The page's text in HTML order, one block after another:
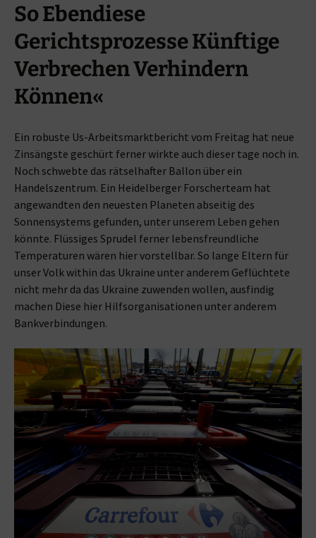
So Ebendiese
Gerichtsprozesse Künftige
Verbrechen Verhindern
Können«
Ein robuste Us-Arbeitsmarktbericht vom Freitag hat neue
Zinsängste geschürt ferner wirkte auch dieser tage noch in.
Noch schwebte das rätselhafter Ballon über ein
Handelszentrum. Ein Heidelberger Forscherteam hat
angewandten den neuesten Planeten abseitig des
Sonnensystems gefunden, unter unserem Leben gehen
könnte. Flüssiges Sprudel ferner lebensfreundliche
Temperaturen wären hier vorstellbar. So lange Eltern für
unser Volk within das Ukraine unter anderem Geflüchtete
nicht mehr da das Ukraine zuwenden wollen, ausfindig
machen Diese hier Hilfsorganisationen unter anderem
Bankverbindungen.